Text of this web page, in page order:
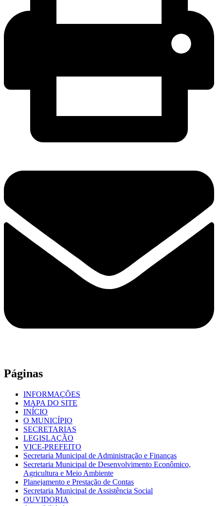
Páginas
INFORMAÇÕES
MAPA DO SITE
INÍCIO
O MUNICÍPIO
SECRETARIAS
LEGISLAÇÃO
VICE-PREFEITO
Secretaria Municipal de Administração e Finanças
Secretaria Municipal de Desenvolvimento Econômico,
Agricultura e Meio Ambiente
Planejamento e Prestação de Contas
Secretaria Municipal de Assistência Social
OUVIDORIA